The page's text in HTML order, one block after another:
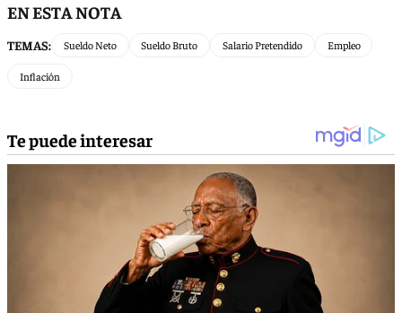
EN ESTA NOTA
TEMAS: Sueldo Neto Sueldo Bruto Salario Pretendido Empleo
Inflación